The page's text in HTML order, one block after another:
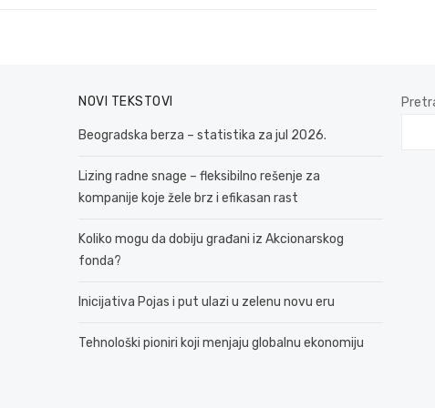
NOVI TEKSTOVI
Beogradska berza – statistika za jul 2026.
Lizing radne snage – fleksibilno rešenje za
kompanije koje žele brz i efikasan rast
Koliko mogu da dobiju građani iz Akcionarskog
fonda?
Inicijativa Pojas i put ulazi u zelenu novu eru
Tehnološki pioniri koji menjaju globalnu ekonomiju